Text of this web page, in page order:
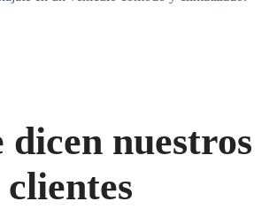
dicen nuestros
clientes